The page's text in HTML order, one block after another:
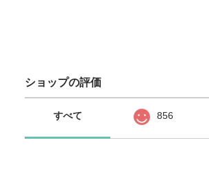
ショップの評価
すべて 856